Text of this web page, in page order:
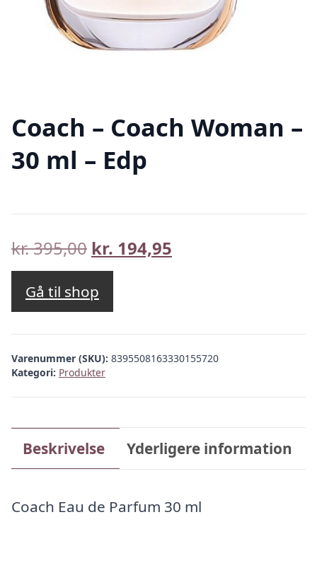
Coach – Coach Woman –
30 ml – Edp
kr.395,00 Den
oprindelige
pris
var:
kr. 395,00.
kr. 194,95
kr. 194,95.
Gå til shop
Varenummer (SKU): 8395508163330155720
Kategori: Produkter
Beskrivelse Yderligere information
Coach Eau de Parfum 30 ml